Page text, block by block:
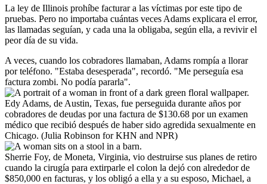
La ley de Illinois prohíbe facturar a las víctimas por este tipo de
pruebas. Pero no importaba cuántas veces Adams explicara el error,
las llamadas seguían, y cada una la obligaba, según ella, a revivir el
peor día de su vida.
A veces, cuando los cobradores llamaban, Adams rompía a llorar
por teléfono. "Estaba desesperada", recordó. "Me perseguía esa
factura zombi. No podía pararla".
Edy Adams, de Austin, Texas, fue perseguida durante años por
cobradores de deudas por una factura de $130.68 por un examen
médico que recibió después de haber sido agredida sexualmente en
Chicago. (Julia Robinson for KHN and NPR)
Sherrie Foy, de Moneta, Virginia, vio destruirse sus planes de retiro
cuando la cirugía para extirparle el colon la dejó con alrededor de
$850,000 en facturas, y los obligó a ella y a su esposo, Michael, a